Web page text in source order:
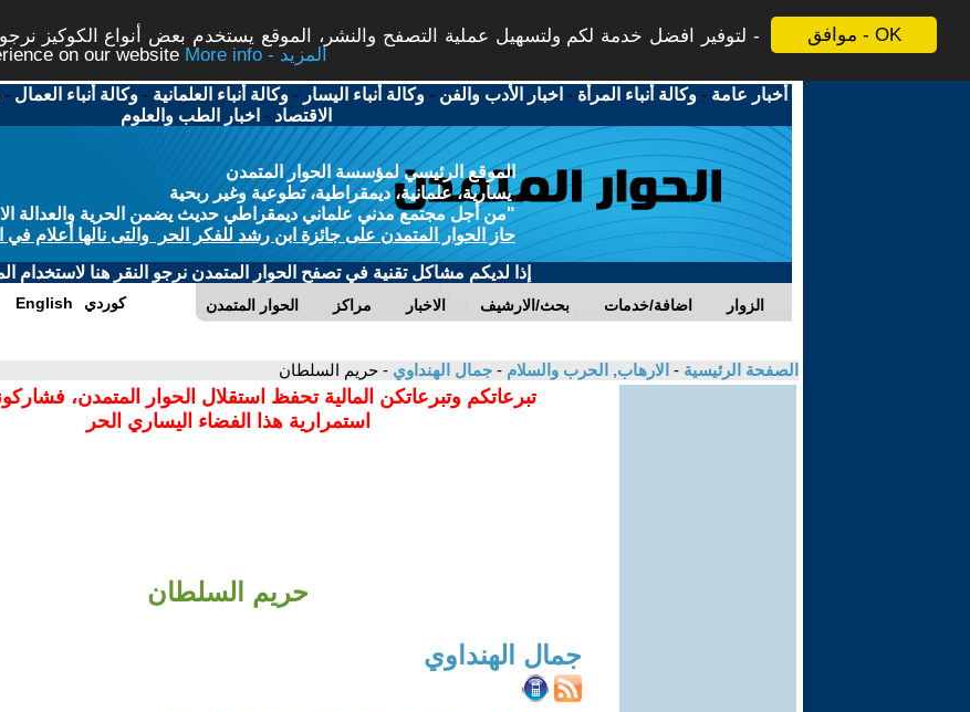
موافق - OK
لتوفير افضل خدمة لكم ولتسهيل عملية التصفح والنشر، الموقع يستخدم بعض أنواع الكوكيز
on our website
More info - المزيد
أخبار عامة -وكالة أنباء المرأة - اخبار الأدب والفن -وكالة أنباء اليسار -وكالة أنباء العلمانية -وكالة أنباء العمال -
الاقتصاد - اخبار الطب والعلوم
الموقع الرئيسي لمؤسسة الحوار المتمدن
يسارية، علمانية، ديمقراطية، تطوعية وغير ربحية
"من أجل مجتمع مدني علماني ديمقراطي حديث يضمن الحرية والعدالة
حاز الحوار المتمدن على جائزة ابن رشد للفكر الحر والتى نالها أعلام في
إذا لديكم مشاكل تقنية في تصفح الحوار المتمدن نرجو النقر هنا لاستخدام
الحوار المتمدن مراكز الاخبار بحث/الارشيف اضافة/خدمات الزوار English كوردي
الصفحة الرئيسية - الارهاب, الحرب والسلام - جمال الهنداوي - حريم السلطان
تبرعاتكم وتبرعاتكن المالية تحفظ استقلال الحوار المتمدن،
استمرارية هذا الفضاء اليساري الحر
حريم السلطان
جمال الهنداوي